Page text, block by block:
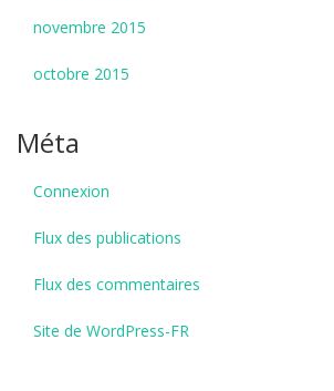
novembre 2015
octobre 2015
Méta
Connexion
Flux des publications
Flux des commentaires
Site de WordPress-FR